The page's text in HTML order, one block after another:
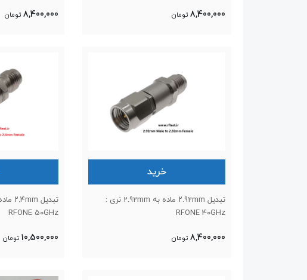
8,400,000 تومان 8,400,000 تومان
خرید
تبدیل ۲.92mm ماده به 2.92mm نری :
RFONE 40GHz
8,400,000 تومان
RFONE 50GHz
10,500,000 تومان